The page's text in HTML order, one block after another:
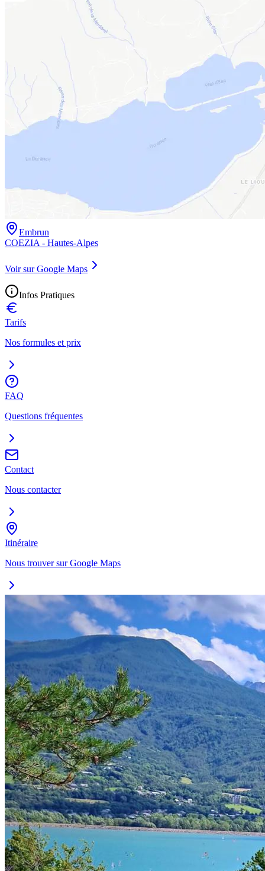
Embrun
COEZIA - Hautes-Alpes
Voir sur Google Maps
Infos Pratiques
Tarifs
Nos formules et prix
FAQ
Questions fréquentes
Contact
Nous contacter
Itinéraire
Nous trouver sur Google Maps